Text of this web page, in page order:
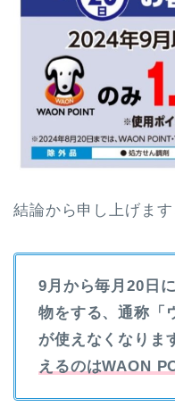
結論から申し上げます
9月から毎月20日
物をする、通称「
が使えなくなりま
えるのはWAON